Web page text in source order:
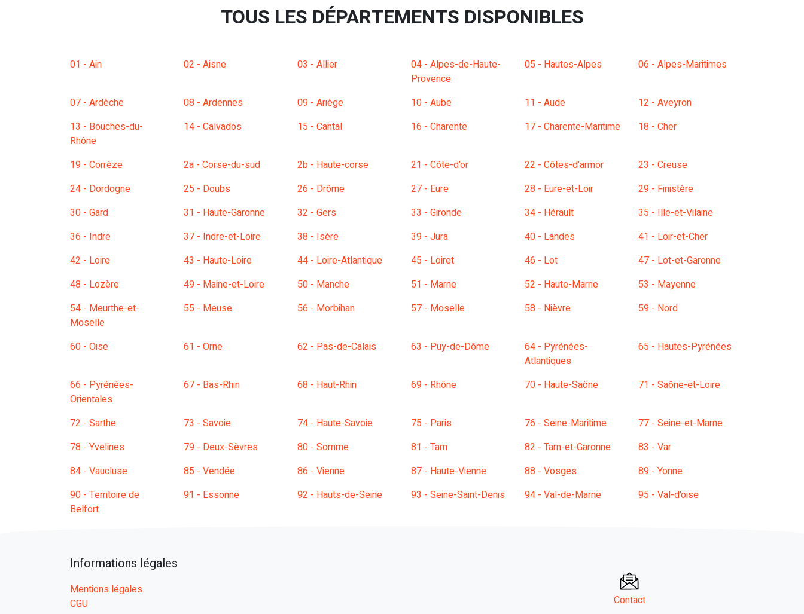
TOUS LES DÉPARTEMENTS DISPONIBLES
01 - Ain 02 - Aisne 03 - Allier
04 - Alpes-de-Haute-
Provence
05 - Hautes-Alpes 06 - Alpes-Maritimes
07 - Ardèche 08 - Ardennes 09 - Ariège 10 - Aube 11 - Aude
12 - Aveyron
13 - Bouches-du-
Rhône
14 - Calvados 15 - Cantal 16 - Charente 17 - Charente-Maritime 18 - Cher
19 - Corrèze 2a - Corse-du-sud 2b - Haute-corse 21 - Côte-d'or 22 - Côtes-d'armor
23 - Creuse
24 - Dordogne
25 - Doubs 26 - Drôme 27 - Eure 28 - Eure-et-Loir
29 - Finistère
30 - Gard
31 - Haute-Garonne 32 - Gers 33 - Gironde 34 - Hérault
35 - Ille-et-Vilaine
36 - Indre
37 - Indre-et-Loire 38 - Isère 39 - Jura 40 - Landes
41 - Loir-et-Cher
42 - Loire
43 - Haute-Loire 44 - Loire-Atlantique 45 - Loiret 46 - Lot
47 - Lot-et-Garonne
48 - Lozère
49 - Maine-et-Loire 50 - Manche 51 - Marne 52 - Haute-Marne
53 - Mayenne
54 - Meurthe-et-
Moselle
55 - Meuse 56 - Morbihan 57 - Moselle 58 - Nièvre 59 - Nord
60 - Oise 61 - Orne 62 - Pas-de-Calais 63 - Puy-de-Dôme
64 - Pyrénées-
Atlantiques
65 - Hautes-Pyrénées
66 - Pyrénées-
Orientales
67 - Bas-Rhin 68 - Haut-Rhin 69 - Rhône 70 - Haute-Saône 71 - Saône-et-Loire
72 - Sarthe 73 - Savoie 74 - Haute-Savoie 75 - Paris 76 - Seine-Maritime
77 - Seine-et-Marne
78 - Yvelines
79 - Deux-Sèvres 80 - Somme 81 - Tarn 82 - Tarn-et-Garonne
83 - Var
84 - Vaucluse
85 - Vendée 86 - Vienne 87 - Haute-Vienne 88 - Vosges
89 - Yonne
90 - Territoire de
Belfort
91 - Essonne 92 - Hauts-de-Seine 93 - Seine-Saint-Denis 94 - Val-de-Marne 95 - Val-d'oise
Informations légales
Mentions légales
CGU
Contact